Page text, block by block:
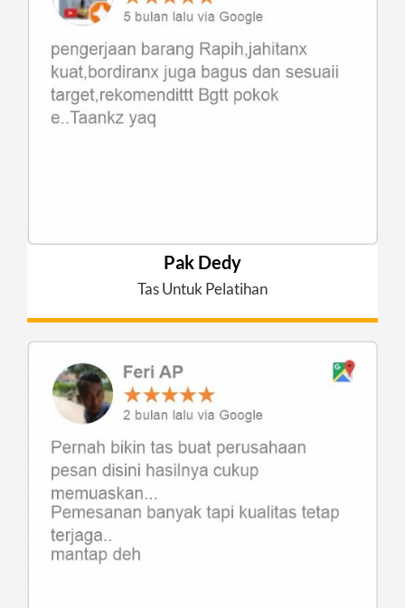
Pak Dedy
Tas Untuk Pelatihan